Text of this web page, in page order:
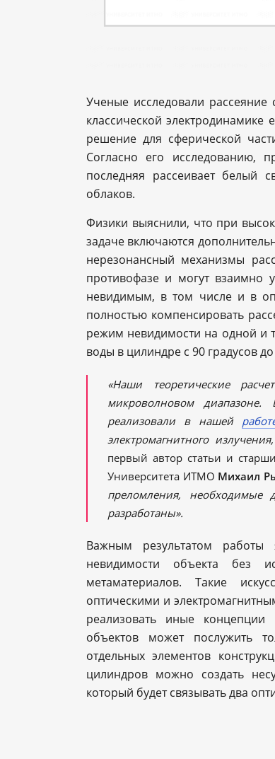
Ученые исследовали
классической
решение для сферической
Согласно его исследованию,
последняя рассеивает белый
облаков.
Физики выяснили, что при
задаче включаются
нерезонансный механизмы
противофазе и могут взаимно
невидимым, в том числе и в
полностью компенсировать
режим невидимости на одной и
воды в цилиндре с 90 градусов до
«Наши теоретические
микроволновом
реализовали в нашей
электромагнитного
первый автор статьи и
Университета ИТМО Михаил
преломления, необходимые
разработаны».
Важным результатом работы
невидимости объекта без
метаматериалов. Такие
оптическими и
реализовать иные концепции
объектов может послужить
отдельных элементов
цилиндров можно создать
который будет связывать два